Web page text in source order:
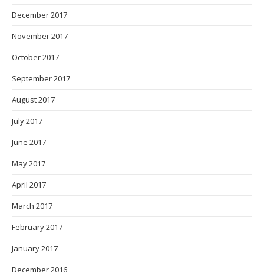
December 2017
November 2017
October 2017
September 2017
August 2017
July 2017
June 2017
May 2017
April 2017
March 2017
February 2017
January 2017
December 2016